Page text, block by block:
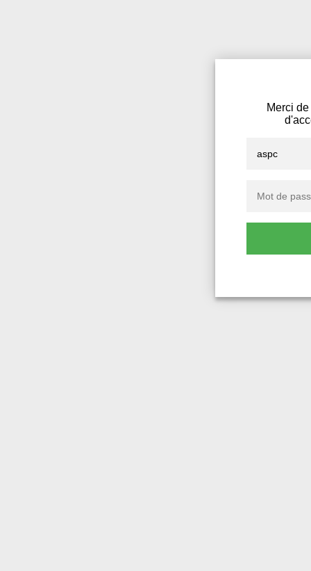
Merci